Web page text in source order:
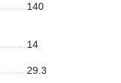
140
14
29.3